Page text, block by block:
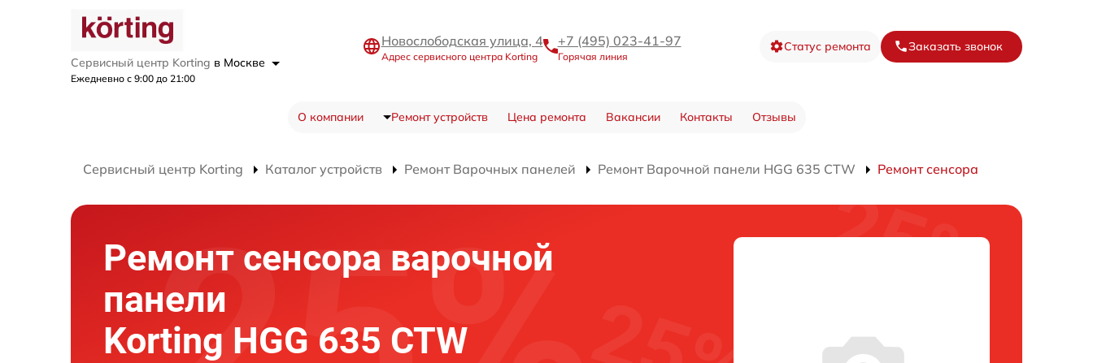
Сервисный центр Korting в Москве
Ежедневно с 9:00 до 21:00
Новослободская улица, 4
Адрес сервисного центра Korting
+7 (495) 023-41-97
Горячая линия
Статус ремонта Заказать звонок
О компании Ремонт устройств Цена ремонта Вакансии Контакты Отзывы
Сервисный центр Korting Каталог устройств Ремонт Варочных панелей Ремонт Варочной панели HGG 635 CTW Ремонт сенсора
Ремонт сенсора варочной
панели
Korting HGG 635 CTW